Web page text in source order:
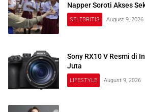
Napper Soroti Akses
SELEBRITIS August 9, 2026
Sony RX10 V Resmi di
Juta
LIFESTYLE August 9, 2026